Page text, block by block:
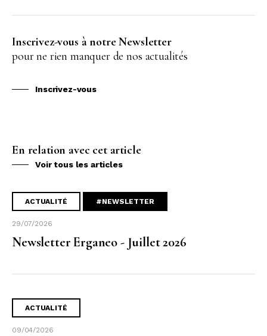
Inscrivez-vous à notre Newsletter
pour ne rien manquer de nos actualités
Inscrivez-vous
En relation avec cet article
Voir tous les articles
ACTUALITÉ #NEWSLETTER
29/07/2026
Newsletter Erganeo - Juillet 2026
ACTUALITÉ
09/04/2026